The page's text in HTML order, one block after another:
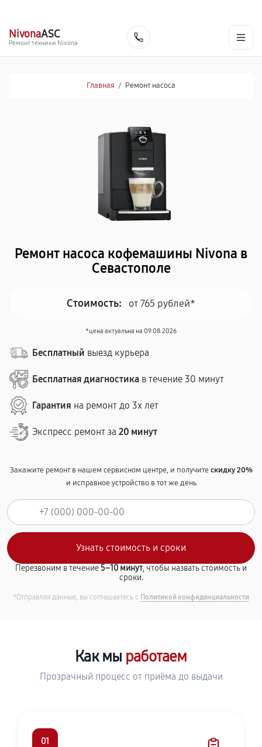
NivonaASC
Ремонт техники Nivona
Главная / Ремонт насоса
Ремонт насоса кофемашины Nivona в
Севастополе
Стоимость: от 765 рублей*
*цена актуальна на 09.08.2026
Бесплатный выезд курьера
Бесплатная диагностика в течение 30 минут
Гарантия на ремонт до 3х лет
Экспресс ремонт за 20 минут
Закажите ремонт в нашем сервисном центре, и получитескидку 20%
и исправное устройство в тот же день
Перезвоним в течение5–10 минут, чтобы назвать стоимость и
сроки.
*Отправляя данные, вы соглашаетесь с Политикой конфиденциальности
Как мы работаем
Прозрачный процесс от приёма до выдачи
01